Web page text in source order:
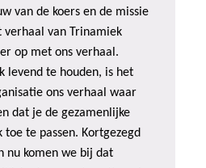
van de koers en de missie
van Trinamiek
op met ons verhaal.
levend te houden, is het
ons verhaal waar
dat je de gezamenlijke
te passen. Kortgezegd
nu komen we bij dat